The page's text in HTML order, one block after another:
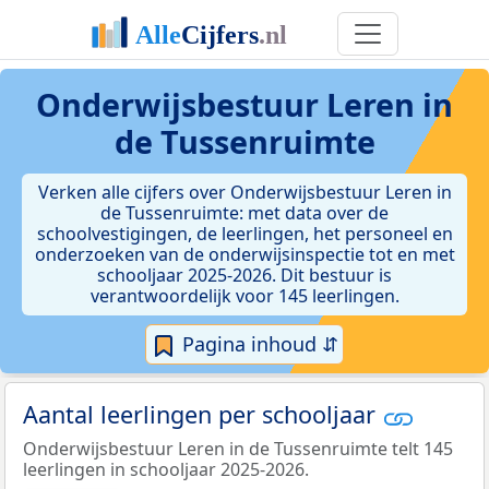
Onderwijsbestuur Leren in
de Tussenruimte
Verken alle cijfers over Onderwijsbestuur Leren in
de Tussenruimte: met data over de
schoolvestigingen, de leerlingen, het personeel en
onderzoeken van de onderwijsinspectie tot en met
schooljaar 2025-2026. Dit bestuur is
verantwoordelijk voor 145 leerlingen.
Pagina inhoud ⇵
Aantal leerlingen per schooljaar
Onderwijsbestuur Leren in de Tussenruimte telt 145
leerlingen in schooljaar 2025-2026.